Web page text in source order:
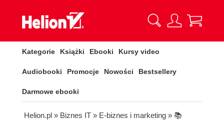
Kategorie Książki Ebooki Kursy video
Audiobooki Promocje Nowości Bestsellery
Darmowe ebooki
Helion.pl » Biznes IT » E-biznes i marketing » 📚